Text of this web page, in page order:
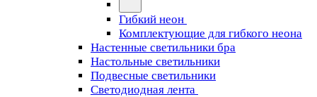
Гибкий неон
Комплектующие для гибкого неона
Настенные светильники бра
Настольные светильники
Подвесные светильники
Светодиодная лента